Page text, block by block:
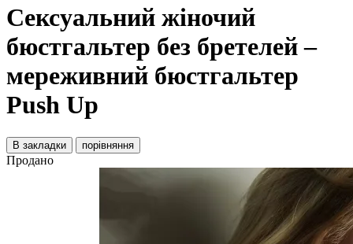
Сексуальний жіночий
бюстгальтер без бретелей –
мереживний бюстгальтер
Push Up
В закладки порівняння
Продано